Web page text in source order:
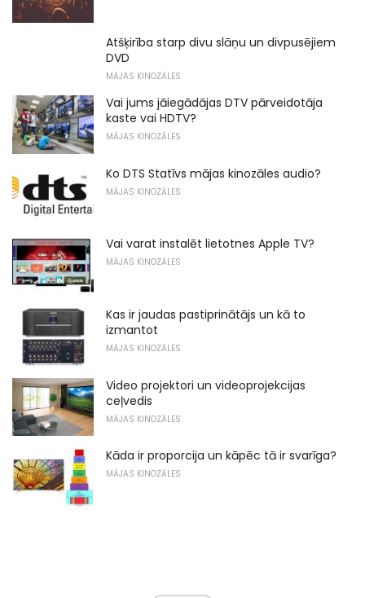
Atšķirība starp divu slāņu un divpusējiem
DVD
MĀJAS KINOZĀLES
Vai jums jāiegādājas DTV pārveidotāja
kaste vai HDTV?
MĀJAS KINOZĀLES
Ko DTS Statīvs mājas kinozāles audio?
MĀJAS KINOZĀLES
Vai varat instalēt lietotnes Apple TV?
MĀJAS KINOZĀLES
Kas ir jaudas pastiprinātājs un kā to
izmantot
MĀJAS KINOZĀLES
Video projektori un videoprojekcijas
ceļvedis
MĀJAS KINOZĀLES
Kāda ir proporcija un kāpēc tā ir svarīga?
MĀJAS KINOZĀLES